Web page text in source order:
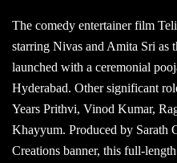
The comedy entertainer film
starring Nivas and Amita Sri as
launched with a ceremonial
Hyderabad. Other significant
Years Prithvi, Vinod Kumar,
Khayyum. Produced by Sarath
Creations banner, this full-